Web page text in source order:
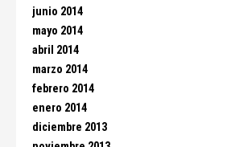
junio 2014
mayo 2014
abril 2014
marzo 2014
febrero 2014
enero 2014
diciembre 2013